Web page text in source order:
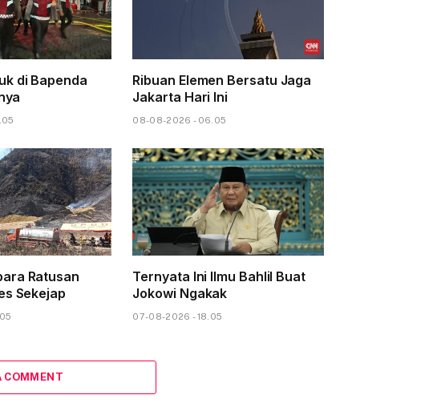
di Bapenda
Ribuan Elemen Bersatu Jaga
Jakarta Hari Ini
08-08-2026 - 06.05
Ratusan
Sekejap
Ternyata Ini Ilmu Bahlil Buat
Jokowi Ngakak
07-08-2026 - 18.05
COMMENT